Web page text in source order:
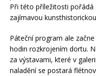
Při této příležitosti pořádá
zajímavou
Páteční program ale
hodin rozkrojením dortu.
za výstavami, které v
naladění se postará